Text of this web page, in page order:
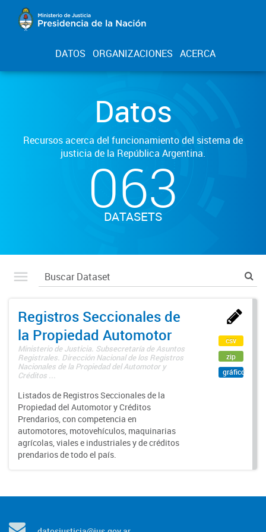
DATOS ORGANIZACIONES ACERCA
Datos
Recursos acerca del funcionamiento del sistema de
justicia de la República Argentina.
063
DATASETS
Registros Seccionales de
la Propiedad Automotor
Ministerio de Justicia. Subsecretaría de Asuntos
Registrales. Dirección Nacional de los Registros
Nacionales de la Propiedad del Automotor y
Créditos ...
Listados de Registros Seccionales de la
Propiedad del Automotor y Créditos
Prendarios, con competencia en
automotores, motovehículos, maquinarias
agrícolas, viales e industriales y de créditos
prendarios de todo el país.
csv
zip
gráfico